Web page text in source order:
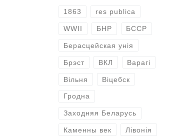
1863 res publica
WWII БНР БССР
Берасцейская унія
Брэст ВКЛ Варагі
Вільня Віцебск
Гродна
Заходняя Беларусь
Каменны век Лівонія